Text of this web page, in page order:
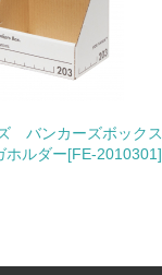
バンカーズボックス
ホルダー[FE-2010301]